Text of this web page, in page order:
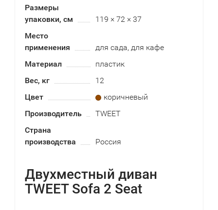
Размеры
упаковки, см
119 × 72 × 37
Место
применения
для сада, для кафе
Материал
пластик
Вес, кг
12
Цвет
коричневый
Производитель
TWEET
Страна
производства
Россия
Двухместный диван
TWEET Sofa 2 Seat